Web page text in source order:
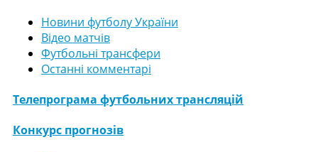
Новини футболу України
Відео матчів
Футбольні трансфери
Останні комментарі
Телепрограма футбольних трансляцій
Конкурс прогнозів